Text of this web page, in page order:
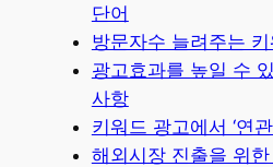
단어
방문자수 늘려주는
광고효과를 높일 수
사항
키워드 광고에서 ‘연
해외시장 진출을 위